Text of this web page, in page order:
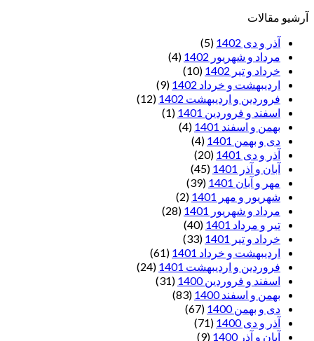
آرشیو مقالات
آذر و دی 1402
(5)
مرداد و شهریور 1402
(4)
خرداد و تیر 1402
(10)
اردیبهشت و خرداد 1402
(9)
فروردین و اردیبهشت 1402
(12)
اسفند و فروردین 1401
(1)
بهمن و اسفند 1401
(4)
دی و بهمن 1401
(4)
آذر و دی 1401
(20)
آبان و آذر 1401
(45)
مهر و آبان 1401
(39)
شهریور و مهر 1401
(2)
مرداد و شهریور 1401
(28)
تیر و مرداد 1401
(40)
خرداد و تیر 1401
(33)
اردیبهشت و خرداد 1401
(61)
فروردین و اردیبهشت 1401
(24)
اسفند و فروردین 1400
(31)
بهمن و اسفند 1400
(83)
دی و بهمن 1400
(67)
آذر و دی 1400
(71)
آبان و آذر 1400
(9)